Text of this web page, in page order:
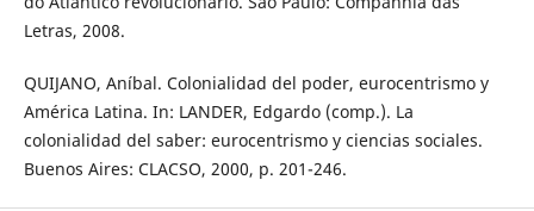
Letras, 2008.
QUIJANO, Aníbal. Colonialidad del poder, eurocentrismo y
América Latina. In: LANDER, Edgardo (comp.). La
colonialidad del saber: eurocentrismo y ciencias sociales.
Buenos Aires: CLACSO, 2000, p. 201-246.